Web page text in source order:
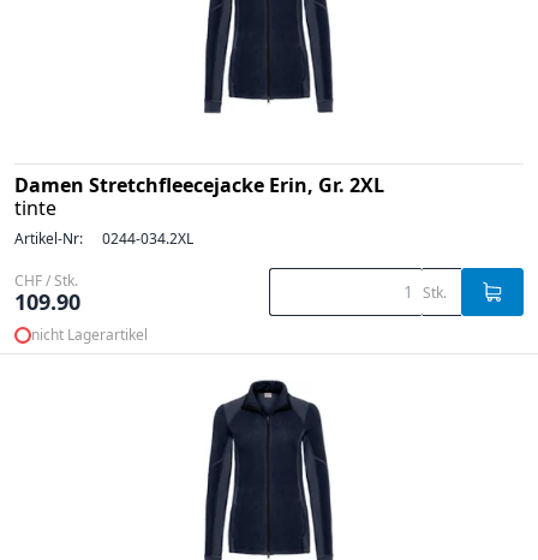
Damen Stretchfleecejacke Erin, Gr. 2XL
tinte
Artikel-Nr: 0244-034.2XL
CHF / Stk.
109.90 Stk.
nicht Lagerartikel